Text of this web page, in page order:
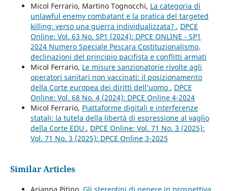
Micol Ferrario, Martino Tognocchi, La categoria di
unlawful enemy combatant e la pratica del targeted
killing: verso una guerra individualizzata? , DPCE
Online: Vol. 63 No. SP1 (2024): DPCE ONLINE - SP1
2024 Numero Speciale Pescara Costituzionalismo,
declinazioni del principio pacifista e conflitti armati
Micol Ferrario, Le misure sanzionatorie rivolte agli
operatori sanitari non vaccinati: il posizionamento
della Corte europea dei diritti dell’uomo , DPCE
Online: Vol. 68 No. 4 (2024): DPCE Online 4-2024
Micol Ferrario, Piattaforme digitali e interferenze
statali: la tutela della libertà di espressione al vaglio
della Corte EDU , DPCE Online: Vol. 71 No. 3 (2025):
Vol. 71 No. 3 (2025): DPCE Online 3-2025
Similar Articles
Arianna Pitino, Gli stereotipi di genere in prospettiva